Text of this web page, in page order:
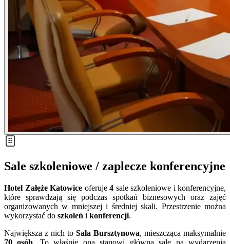
Sale szkoleniowe / zaplecze konferencyjne
Hotel Załęże Katowice oferuje 4 sale szkoleniowe i konferencyjne,
które sprawdzają się podczas spotkań biznesowych oraz zajęć
organizowanych w mniejszej i średniej skali. Przestrzenie można
wykorzystać do szkoleń i konferencji.
Największa z nich to Sala Bursztynowa, mieszcząca maksymalnie
70 osób. To właśnie ona stanowi główną salę na wydarzenia